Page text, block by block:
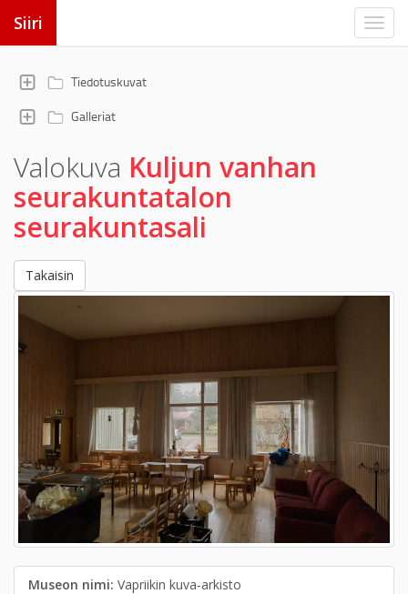
Siiri
Tiedotuskuvat
Galleriat
Valokuva Kuljun vanhan
seurakuntatalon
seurakuntasali
Takaisin
Museon nimi: Vapriikin kuva-arkisto